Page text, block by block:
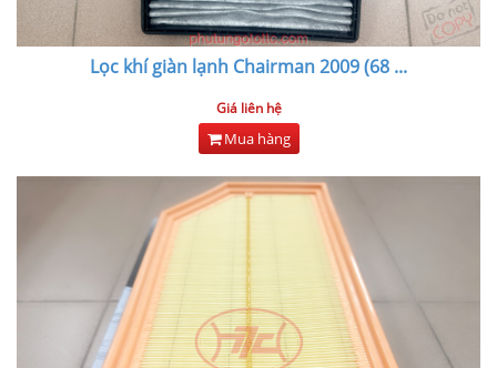
Lọc khí giàn lạnh Chairman 2009 (68 ...
Giá liên hệ
Mua hàng